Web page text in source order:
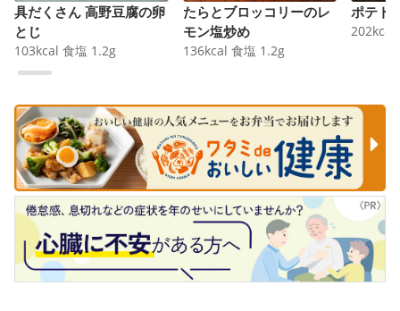
具だくさん 高野豆腐の卵
とじ
103kcal 食塩 1.2g
たらとブロッコリーのレ
モン塩炒め
136kcal 食塩 1.2g
ポテト
202kcal